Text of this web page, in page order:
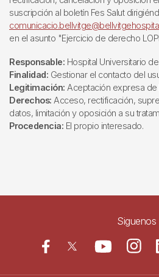
suscripción al boletín Fes Salut
en el asunto "Ejercicio de derecho
Responsable: Hospital Universitario
Finalidad: Gestionar el contacto del
Legitimación: Aceptación expresa de
Derechos: Acceso, rectificación,
datos, limitación y oposición a su
Procedencia: El propio interesado.
Siguenos